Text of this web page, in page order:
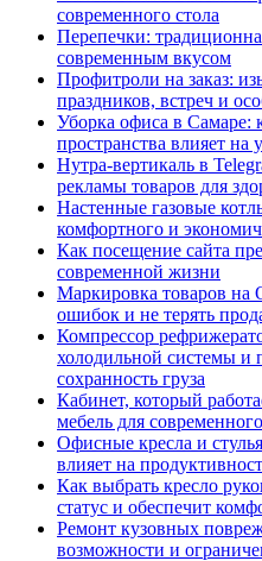
современного стола
Перепечки:
современным вкусом
Профитроли на заказ:
праздников, встреч и
Уборка офиса в Самаре:
пространства влияет на
Нутра-вертикаль в
рекламы товаров для
Настенные газовые
комфортного и
Как посещение сайта
современной жизни
Маркировка товаров на
ошибок и не терять
Компрессор
холодильной системы и
сохранность груза
Кабинет, который
мебель для
Офисные кресла и
влияет на
Как выбрать кресло
статус и обеспечит
Ремонт кузовных
возможности и